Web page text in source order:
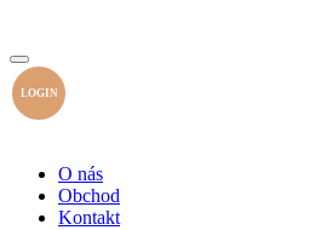
LOGIN
O nás
Obchod
Kontakt